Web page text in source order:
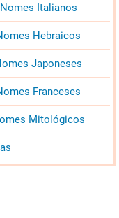
Nomes Italianos
Hebraicos
Japoneses
Franceses
Mitológicos